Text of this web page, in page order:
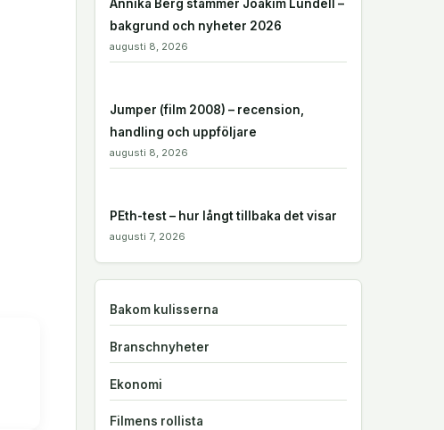
Annika Berg stämmer Joakim Lundell –
bakgrund och nyheter 2026
augusti 8, 2026
Jumper (film 2008) – recension,
handling och uppföljare
augusti 8, 2026
PEth-test – hur långt tillbaka det visar
augusti 7, 2026
Bakom kulisserna
Branschnyheter
Ekonomi
Filmens rollista